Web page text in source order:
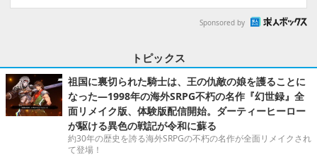
Sponsored by
トピックス
祖国に裏切られた騎士は、王の仇敵の娘を護ることに
なった―1998年の海外SRPG不朽の名作『幻世録』全
面リメイク版、体験版配信開始。ダーティーヒーロー
が駆ける異色の戦記が令和に蘇る
約30年の歴史を誇る海外SRPGの不朽の名作が全面リメイクされ
て登場！